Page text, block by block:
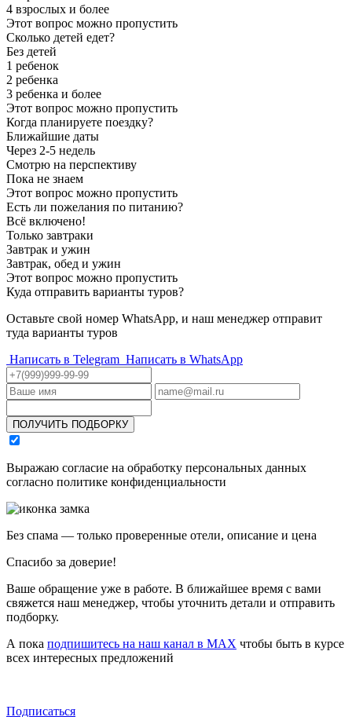
4 взрослых и более
Этот вопрос можно пропустить
Сколько детей едет?
Без детей
1 ребенок
2 ребенка
3 ребенка и более
Этот вопрос можно пропустить
Когда планируете поездку?
Ближайшие даты
Через 2-5 недель
Смотрю на перспективу
Пока не знаем
Этот вопрос можно пропустить
Есть ли пожелания по питанию?
Всё включено!
Только завтраки
Завтрак и ужин
Завтрак, обед и ужин
Этот вопрос можно пропустить
Куда отправить варианты туров?
Оставьте свой номер WhatsApp, и наш менеджер отправит
туда варианты туров
Написать в Telegram Написать в WhatsApp
ПОЛУЧИТЬ ПОДБОРКУ
Выражаю согласие на обработку персональных данных
согласно политике конфиденциальности
Без спама — только проверенные отели, описание и цена
Спасибо за доверие!
Ваше обращение уже в работе. В ближайшее время с вами
свяжется наш менеджер, чтобы уточнить детали и отправить
подборку.
А пока подпишитесь на наш канал в MAX чтобы быть в курсе
всех интересных предложений
Подписаться